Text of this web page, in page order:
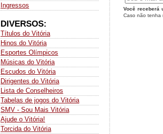
Ingressos
DIVERSOS:
Títulos do Vitória
Hinos do Vitória
Esportes Olímpicos
Músicas do Vitória
Escudos do Vitória
Dirigentes do Vitória
Lista de Conselheiros
Tabelas de jogos do Vitória
SMV - Sou Mais Vitória
Ajude o Vitória!
Torcida do Vitória
Você receberá
Caso não tenha